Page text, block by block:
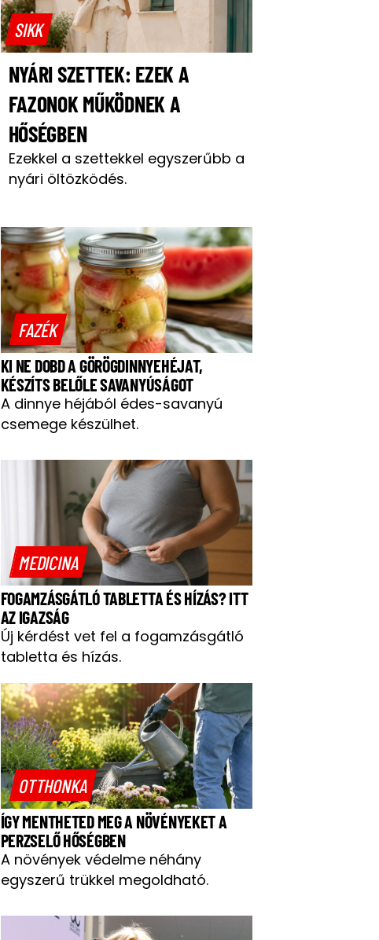
SIKK
NYÁRI SZETTEK: EZEK A
FAZONOK MŰKÖDNEK A
HŐSÉGBEN
Ezekkel a szettekkel egyszerűbb a
nyári öltözködés.
FAZÉK
KI NE DOBD A GÖRÖGDINNYEHÉJAT,
KÉSZÍTS BELŐLE SAVANYÚSÁGOT
A dinnye héjából édes-savanyú
csemege készülhet.
MEDICINA
FOGAMZÁSGÁTLÓ TABLETTA ÉS HÍZÁS? ITT
AZ IGAZSÁG
Új kérdést vet fel a fogamzásgátló
tabletta és hízás.
OTTHONKA
ÍGY MENTHETED MEG A NÖVÉNYEKET A
PERZSELŐ HŐSÉGBEN
A növények védelme néhány
egyszerű trükkel megoldható.